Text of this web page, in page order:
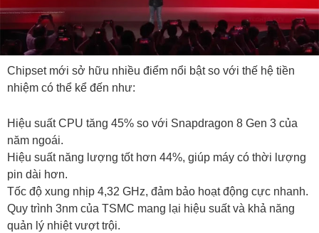
Chipset mới sở hữu nhiều điểm nổi bật so với thế hệ tiền
nhiệm có thể kể đến như:
Hiệu suất CPU tăng 45% so với Snapdragon 8 Gen 3 của
năm ngoái.
Hiệu suất năng lượng tốt hơn 44%, giúp máy có thời lượng
pin dài hơn.
Tốc độ xung nhịp 4,32 GHz, đảm bảo hoạt động cực nhanh.
Quy trình 3nm của TSMC mang lại hiệu suất và khả năng
quản lý nhiệt vượt trội.